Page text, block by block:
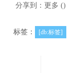
分享到： 更多 ()
标签： [db:标签]